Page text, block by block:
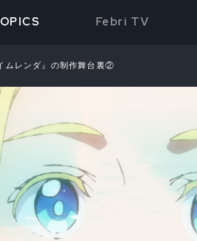
Febri TV
ムレンダ』の制作舞台裏②